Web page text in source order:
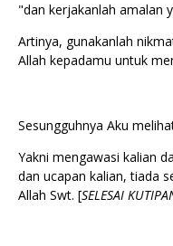
"dan kerjakanlah amalan
Artinya, gunakanlah
Allah kepadamu untuk
Sesungguhnya Aku
Yakni mengawasi kalian
dan ucapan kalian, tiada
Allah Swt. [SELESAI